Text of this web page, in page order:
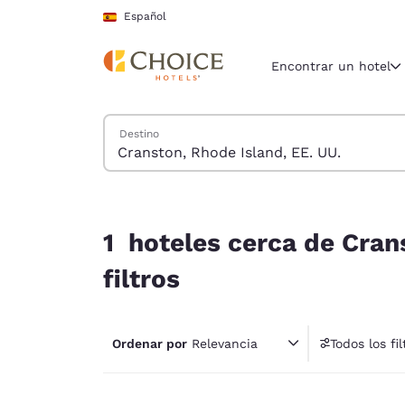
Saltar A Contenido Principal
Español
Región y
América
América
Encontrar un hotel
Buscar hoteles
Destino
1 hoteles cerca de
filtros
Ordenar por Relevancia Todos los
1